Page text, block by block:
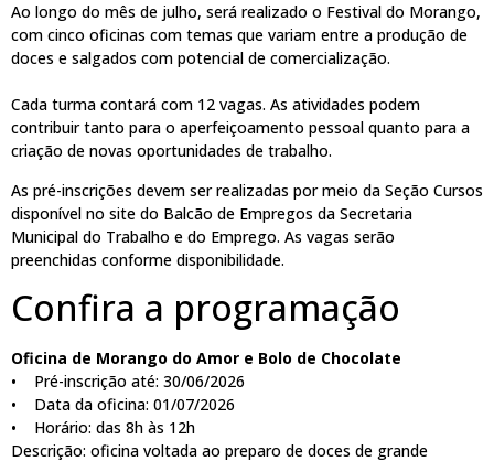
Ao longo do mês de julho, será realizado o Festival do Morango,
com cinco oficinas com temas que variam entre a produção de
doces e salgados com potencial de comercialização.
Cada turma contará com 12 vagas. As atividades podem
contribuir tanto para o aperfeiçoamento pessoal quanto para a
criação de novas oportunidades de trabalho.
As pré-inscrições devem ser realizadas por meio da Seção Cursos
disponível no site do Balcão de Empregos da Secretaria
Municipal do Trabalho e do Emprego. As vagas serão
preenchidas conforme disponibilidade.
Confira a programação
Oficina de Morango do Amor e Bolo de Chocolate
• Pré-inscrição até: 30/06/2026
• Data da oficina: 01/07/2026
• Horário: das 8h às 12h
Descrição: oficina voltada ao preparo de doces de grande